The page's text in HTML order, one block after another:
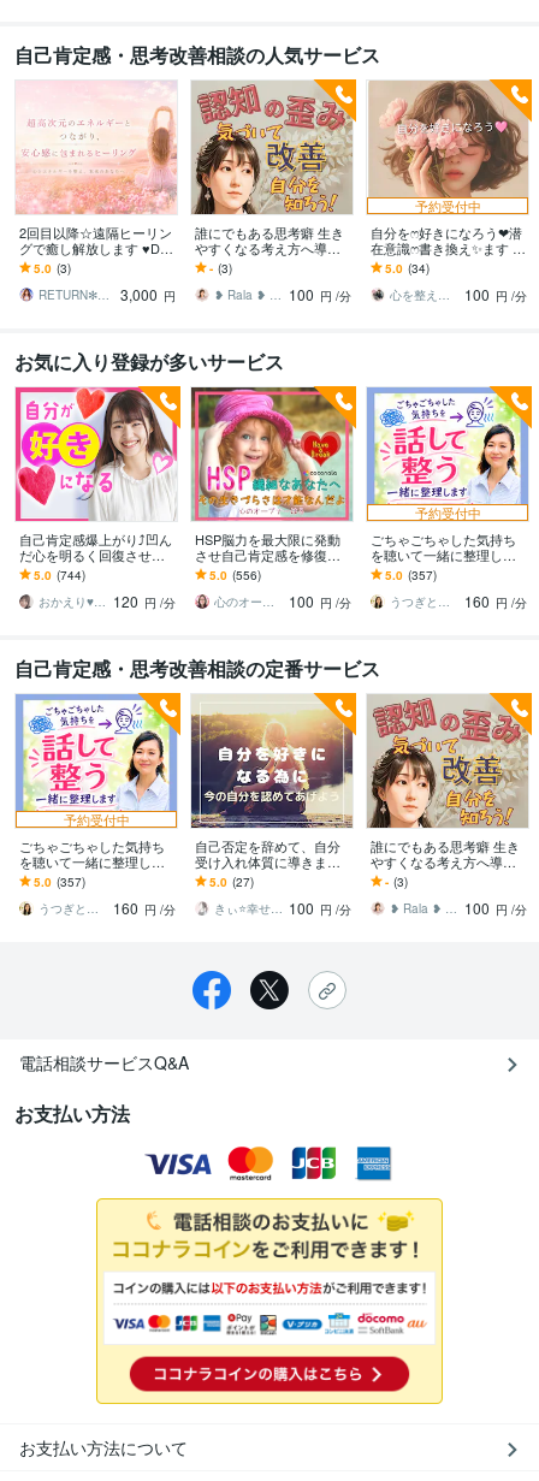
自己肯定感・思考改善相談の人気サービス
2回目以降☆遠隔ヒーリン
グで癒し解放します ♥DN
Aレベルの癒し・トラウマ
の解放♥
5.0 (3)
RETURN✻STONES
3,000 円
誰にでもある思考癖 生き
やすくなる考え方へ導き
ます ぐるぐる べきねば 白
黒思考などのつらさ整理
してみませんか？
- (3)
❥ Rala ❥ 心理カウンセラー 100 円 /分
予約受付中
自分をෆ⁠好きになろう❤潜
在意識ෆ⁠書き換え✨ます 自
己肯定感を整え❤✨本来の
あなたをෆ⁠取り戻そう❤✨️
5.0 (34)
心を整えるセルフラブコーチ ✨KANA✨
100 円 /分
お気に入り登録が多いサービス
自己肯定感爆上がり⤴︎凹ん
だ心を明るく回復させま
す 本来のあなたの素敵を
超発掘✨あふれる愛情で褒
めちぎります❤️
5.0 (744)
おかえり♥️岡えり子 120 円 /分
HSP脳力を最大限に発動
させ自己肯定感を修復し
ます 自分の発言への後悔
とダメ出しを止め心地よ
い眠りにつきましょう
5.0 (556)
心のオープナーはる
100 円 /分
予約受付中
ごちゃごちゃした気持ち
を聴いて一緒に整理しま
す 自動思考ストップ！話
すうちに原因がわかり気
持ちが整います
5.0 (357)
うつぎともこ（けんちゃんママ♪）
160 円 /分
自己肯定感・思考改善相談の定番サービス
予約受付中
ごちゃごちゃした気持ち
を聴いて一緒に整理しま
す 自動思考ストップ！話
すうちに原因がわかり気
持ちが整います
5.0 (357)
うつぎともこ（けんちゃんママ♪）
160 円 /分
自己否定を辞めて、自分
受け入れ体質に導きます
毎日頑張っている自分を
認めてあげましょう。自
分を愛していこう
5.0 (27)
きぃ⭐️幸せを呼び込むふわっと女神⭐️ 100 円 /分
誰にでもある思考癖 生き
やすくなる考え方へ導き
ます ぐるぐる べきねば 白
黒思考などのつらさ整理
してみませんか？
- (3)
❥ Rala ❥ 心理カウンセラー 100 円 /分
電話相談サービスQ&A
お支払い方法
お支払い方法について